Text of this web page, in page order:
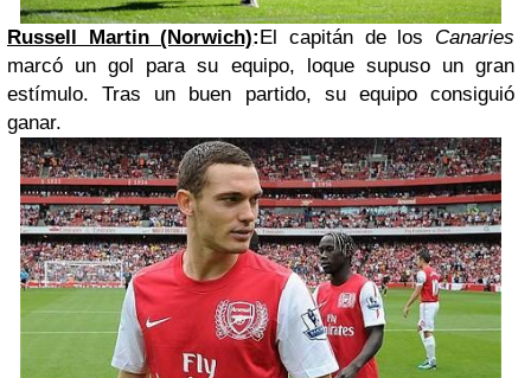
Russell Martin (Norwich): El capitán de los Canaries
marcó un gol para su equipo, loque supuso un gran
estímulo. Tras un buen partido, su equipo consiguió
ganar.